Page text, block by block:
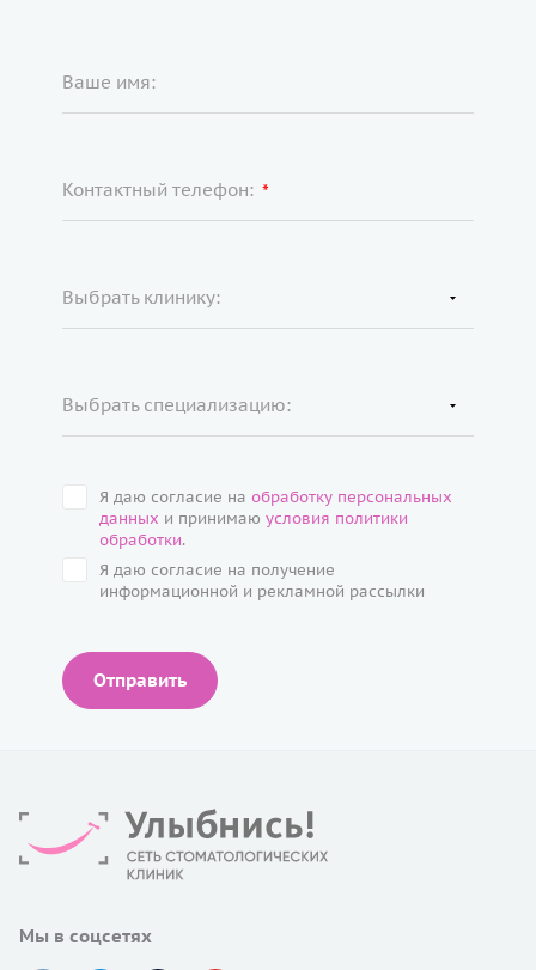
Ваше имя:
Контактный телефон: *
Выбрать клинику:
Выбрать специализацию:
Я даю согласие на обработку персональных
данных и принимаю условия политики
обработки.
Я даю согласие на получение
информационной и рекламной рассылки
Отправить
Мы в соцсетях